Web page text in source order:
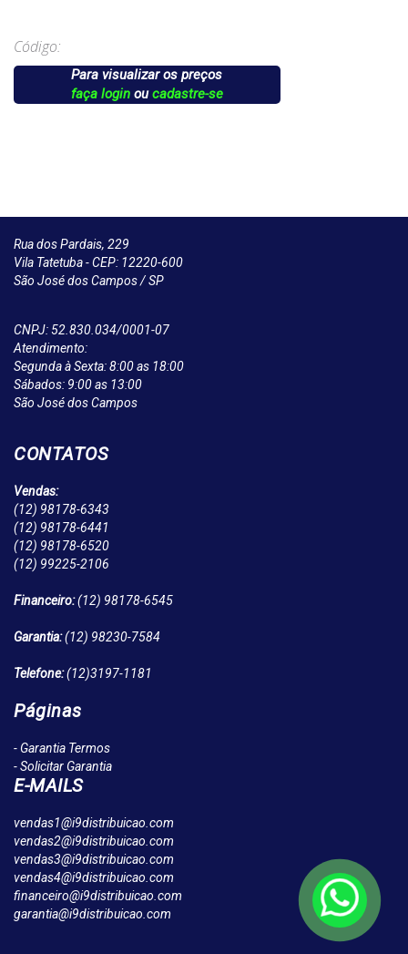
Código:
Para visualizar os preços
faça loginoucadastre-se
Rua dos Pardais, 229
Vila Tatetuba - CEP: 12220-600
São José dos Campos / SP
CNPJ: 52.830.034/0001-07
Atendimento:
Segunda à Sexta: 8:00 as 18:00
Sábados: 9:00 as 13:00
São José dos Campos
CONTATOS
Vendas:
(12) 98178-6343
(12) 98178-6441
(12) 98178-6520
(12) 99225-2106
Financeiro:(12) 98178-6545
Garantia:(12) 98230-7584
Telefone:(12)3197-1181
Páginas
- Garantia Termos
- Solicitar Garantia
E-MAILS
vendas1@i9distribuicao.com
vendas2@i9distribuicao.com
vendas3@i9distribuicao.com
vendas4@i9distribuicao.com
financeiro@i9distribuicao.com
garantia@i9distribuicao.com